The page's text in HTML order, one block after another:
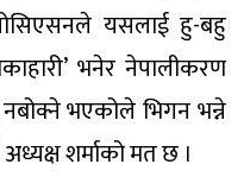
यसलाई हु-बहु
भनेर नेपालीकरण
भएकोले भिगन भन्ने
शर्माको मत छ ।